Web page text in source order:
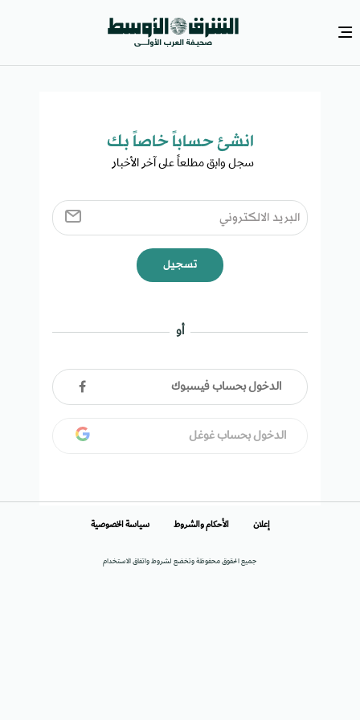
انشئ حساباً خاصاً بك​
سجل وابق مطلعاً على آخر الأخبار ​
تسجيل
أو
الدخول بحساب فيسبوك
الدخول بحساب غوغل
جميع الحقوق محفوظة وتخضع لشروط واتفاق الاستخدام
إعلان الأحكام والشروط سياسة الخصوصية